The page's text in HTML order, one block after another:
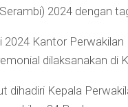
2024 dengan
2024 Kantor
dilaksanakan di
dihadiri Kepala